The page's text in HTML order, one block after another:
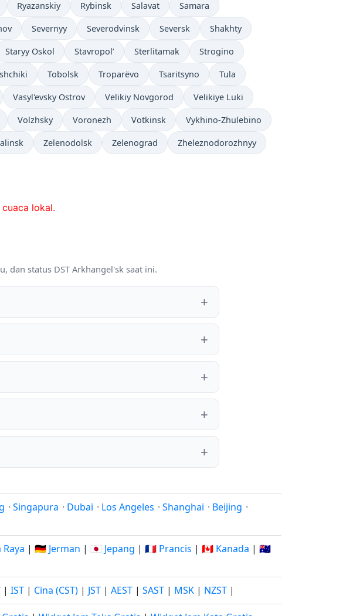
Ryazanskiy Rybinsk Salavat Samara
Severnyy Severodvinsk Seversk Shakhty
Staryy Oskol Stavropol’ Sterlitamak Strogino
Tobolsk Troparëvo Tsaritsyno Tula
Vasyl'evsky Ostrov Velikiy Novgorod Velikiye Luki
Volzhsky Voronezh Votkinsk Vykhino-Zhulebino
Zelenodolsk Zelenograd Zheleznodorozhnyy
lokal.
dan status DST Arkhangel'sk saat ini.
· Singapura · Dubai · Los Angeles · Shanghai · Beijing ·
| 🇩🇪 Jerman | 🇯🇵 Jepang | 🇫🇷 Prancis | 🇨🇦 Kanada | 🇦🇺
| IST | Cina (CST) | JST | AEST | SAST | MSK | NZST |